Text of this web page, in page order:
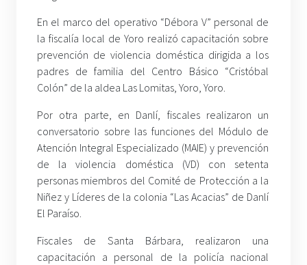
En el marco del operativo “Débora V” personal de
la fiscalía local de Yoro realizó capacitación sobre
prevención de violencia doméstica dirigida a los
padres de familia del Centro Básico “Cristóbal
Colón” de la aldea Las Lomitas, Yoro, Yoro.
Por otra parte, en Danlí, fiscales realizaron un
conversatorio sobre las funciones del Módulo de
Atención Integral Especializado (MAIE) y prevención
de la violencia doméstica (VD) con setenta
personas miembros del Comité de Protección a la
Niñez y Líderes de la colonia “Las Acacias” de Danlí
El Paraíso.
Fiscales de Santa Bárbara, realizaron una
capacitación a personal de la policía nacional